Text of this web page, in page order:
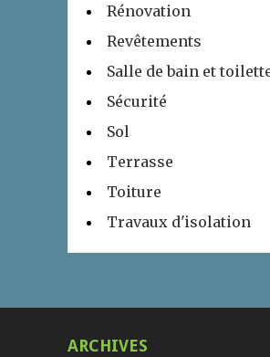
Rénovation
Revêtements
Salle de bain et
Sécurité
Sol
Terrasse
Toiture
Travaux d'isolation
ARCHIVES